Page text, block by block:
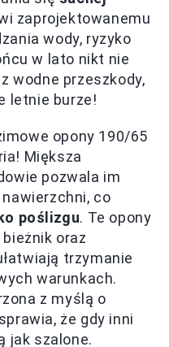
zaprojektowanemu
wody, ryzyko
w lato nikt nie
wodne przeszkody,
letnie burze!
opony 190/65
Miększa
pozwala im
co
poślizgu. Te opony
oraz
trzymanie
warunkach.
z myślą o
że gdy inni
jak szalone.